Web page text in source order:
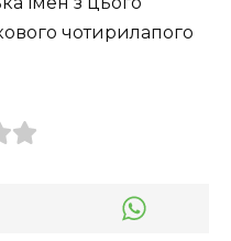
чотирилапого